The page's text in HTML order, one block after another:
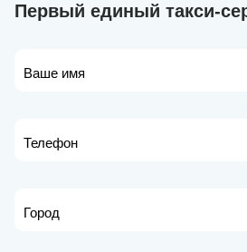
Первый единый такси-
Ваше имя
Телефон
Город